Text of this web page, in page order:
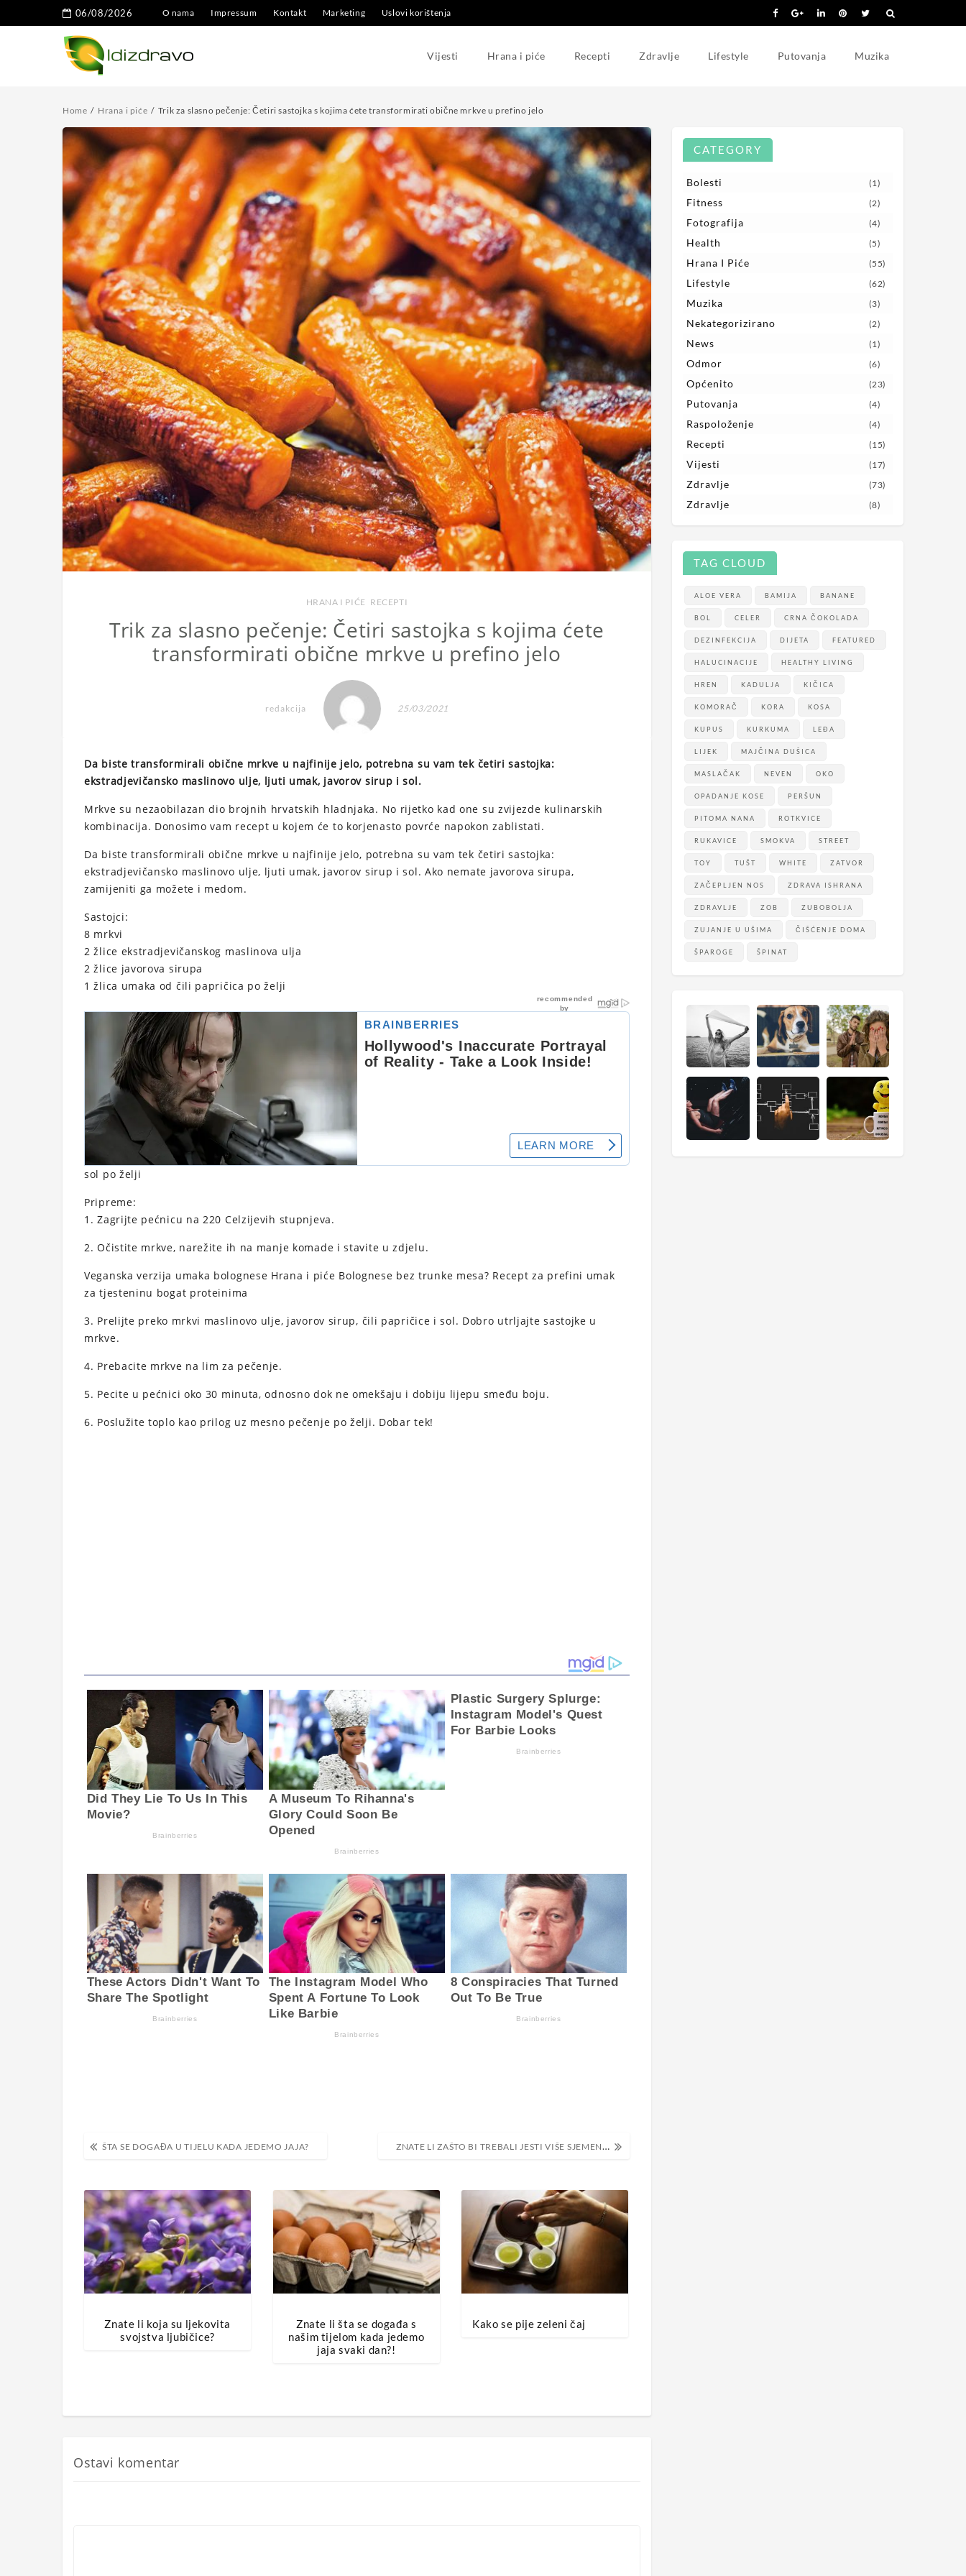
06/08/2026 O nama Impressum Kontakt Marketing Uslovi korištenja
Vijesti Hrana i piće Recepti Zdravlje Lifestyle Putovanja Muzika
Home Hrana i piće Trik za slasno pečenje: Četiri sastojka s kojima ćete transformirati obične mrkve u prefino jelo
HRANA I PIĆE RECEPTI
Trik za slasno pečenje: Četiri sastojka s kojima ćete
transformirati obične mrkve u prefino jelo
redakcija 25/03/2021
Da biste transformirali obične mrkve u najfinije jelo, potrebna su vam tek četiri sastojka:
ekstradjevičansko maslinovo ulje, ljuti umak, javorov sirup i sol.
Mrkve su nezaobilazan dio brojnih hrvatskih hladnjaka. No rijetko kad one su zvijezde kulinarskih
kombinacija. Donosimo vam recept u kojem će to korjenasto povrće napokon zablistati.
Da biste transformirali obične mrkve u najfinije jelo, potrebna su vam tek četiri sastojka:
ekstradjevičansko maslinovo ulje, ljuti umak, javorov sirup i sol. Ako nemate javorova sirupa,
zamijeniti ga možete i medom.
Sastojci:
8 mrkvi
2 žlice ekstradjevičanskog maslinova ulja
2 žlice javorova sirupa
1 žlica umaka od čili papričica po želji
sol po želji
Pripreme:
1. Zagrijte pećnicu na 220 Celzijevih stupnjeva.
2. Očistite mrkve, narežite ih na manje komade i stavite u zdjelu.
Veganska verzija umaka bolognese Hrana i piće Bolognese bez trunke mesa? Recept za prefini umak
za tjesteninu bogat proteinima
3. Prelijte preko mrkvi maslinovo ulje, javorov sirup, čili papričice i sol. Dobro utrljajte sastojke u
mrkve.
4. Prebacite mrkve na lim za pečenje.
5. Pecite u pećnici oko 30 minuta, odnosno dok ne omekšaju i dobiju lijepu smeđu boju.
6. Poslužite toplo kao prilog uz mesno pečenje po želji. Dobar tek!
Navigacija
ŠTA SE DOGAĐA U TIJELU KADA JEDEMO JAJA? ZNATE LI ZAŠTO BI TREBALI JESTI VIŠE SJEMENKI?
Znate li koja su ljekovita
svojstva ljubičice?
Znate li šta se događa s
našim tijelom kada jedemo
jaja svaki dan?!
Kako se pije zeleni čaj
Ostavi komentar
CATEGORY
Bolesti (1)
Fitness (2)
Fotografija (4)
Health (5)
Hrana I Piće (55)
Lifestyle (62)
Muzika (3)
Nekategorizirano (2)
News (1)
Odmor (6)
Općenito (23)
Putovanja (4)
Raspoloženje (4)
Recepti (15)
Vijesti (17)
Zdravlje (73)
Zdravlje (8)
TAG CLOUD
ALOE VERA BAMIJA BANANE
BOL CELER CRNA ČOKOLADA
DEZINFEKCIJA DIJETA FEATURED
HALUCINACIJE HEALTHY LIVING
HREN KADULJA KIČICA
KOMORAČ KORA KOSA
KUPUS KURKUMA LEĐA
LIJEK MAJČINA DUŠICA
MASLAČAK NEVEN OKO
OPADANJE KOSE PERŠUN
PITOMA NANA ROTKVICE
RUKAVICE SMOKVA STREET
TOY TUŠT WHITE ZATVOR
ZAČEPLJEN NOS ZDRAVA ISHRANA
ZDRAVLJE ZOB ZUBOBOLJA
ZUJANJE U UŠIMA ČIŠĆENJE DOMA
ŠPAROGE ŠPINAT